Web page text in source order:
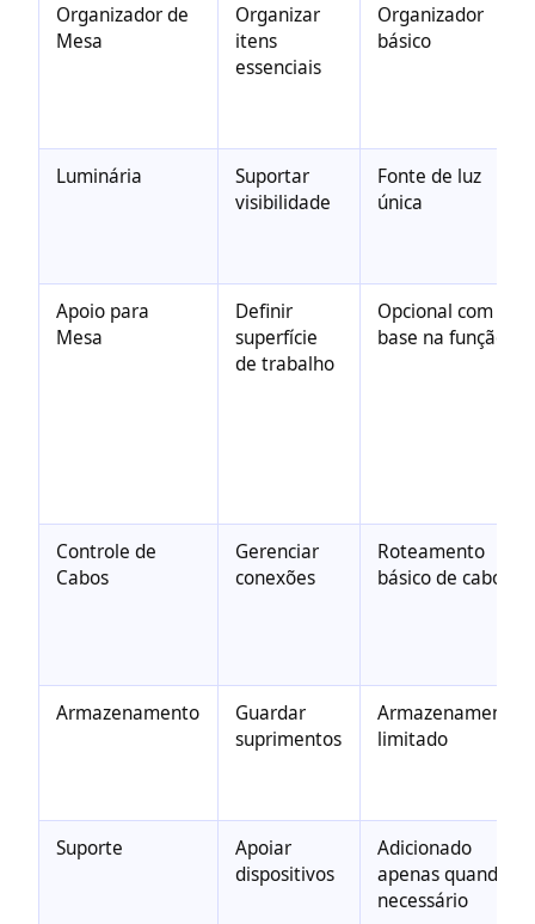
Organizador de
Mesa
Organizar
itens
essenciais
Organizador
básico
Luminária
Suportar
visibilidade
Fonte de luz
única
Apoio para
Mesa
Definir
superfície
de trabalho
Opcional com
base na função
Controle de
Cabos
Gerenciar
conexões
Roteamento
básico de cabos
Armazenamento
Guardar
suprimentos
Armazenamento
limitado
Suporte
Apoiar
dispositivos
Adicionado
apenas quando
necessário